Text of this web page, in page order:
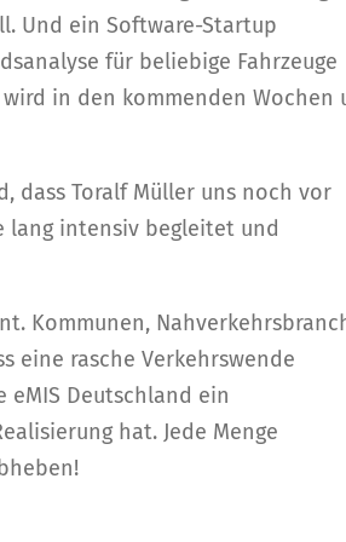
Und ein Software-Startup
für beliebige Fahrzeuge
in den kommenden Wochen
dass Toralf Müller uns noch vor
lang intensiv begleitet und
Kommunen,
eine rasche Verkehrswende
Deutschland ein
hat. Jede Menge